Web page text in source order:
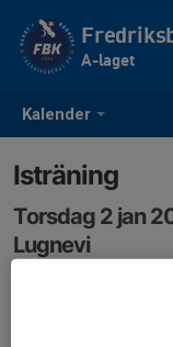
Kalender
A-laget
Isträning
Torsdag 2 jan
Lugnevi